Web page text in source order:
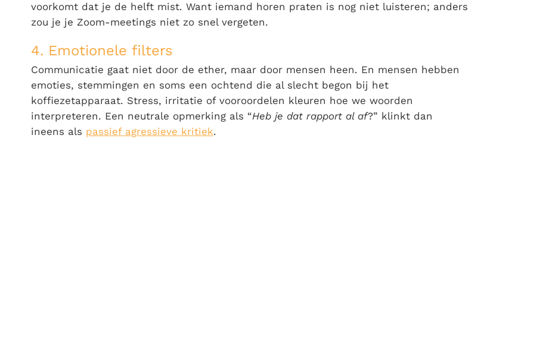
voorkomt dat je de helft mist. Want iemand horen praten is nog niet luisteren; anders
zou je je Zoom-meetings niet zo snel vergeten.
4. Emotionele filters
Communicatie gaat niet door de ether, maar door mensen heen. En mensen hebben
emoties, stemmingen en soms een ochtend die al slecht begon bij het
koffiezetapparaat. Stress, irritatie of vooroordelen kleuren hoe we woorden
interpreteren. Een neutrale opmerking als “Heb je dat rapport al af?” klinkt dan
ineens als passief agressieve kritiek.